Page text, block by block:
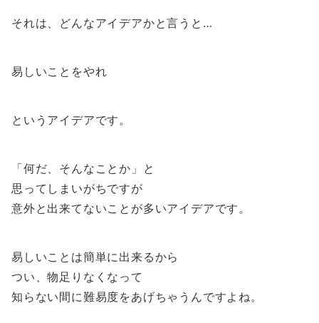
それは、どんなアイデアかと言うと…
易しいことをやれ
というアイデアです。
「何だ、そんなことか」と
思ってしまいがちですが
意外と出来てないことが多いアイデアです。
易しいことは簡単に出来るから
つい、物足りなくなって
知らない間に難易度をあげちゃうんですよね。